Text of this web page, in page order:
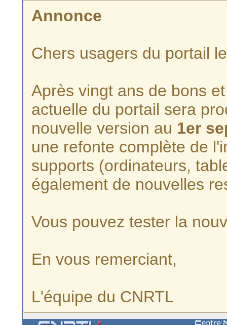
Annonce
Chers usagers du portail
Après vingt ans de bons
actuelle du portail sera
nouvelle version au 1er
une refonte complète de
supports (ordinateurs,
également de nouvelles
Vous pouvez tester la
En vous remerciant,
L'équipe du CNRTL